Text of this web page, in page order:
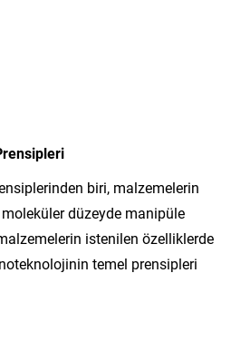
biri, malzemelerin
moleküler düzeyde manipüle
istenilen özelliklerde
temel prensipleri